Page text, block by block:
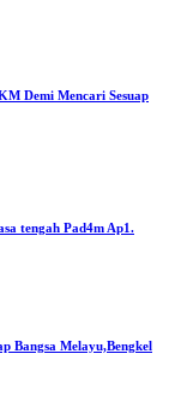
Demi Mencari Sesuap
tengah Pad4m Ap1.
Bangsa Melayu,Bengkel